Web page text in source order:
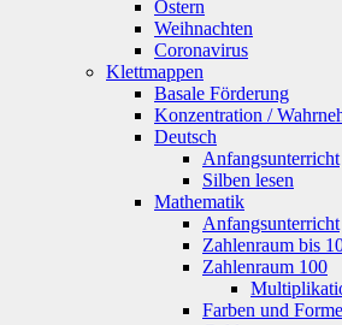
Ostern
Weihnachten
Coronavirus
Klettmappen
Basale Förderung
Konzentration /
Deutsch
Anfangsunterricht
Silben lesen
Mathematik
Anfangsunterricht
Zahlenraum bis
Zahlenraum 100
Farben und